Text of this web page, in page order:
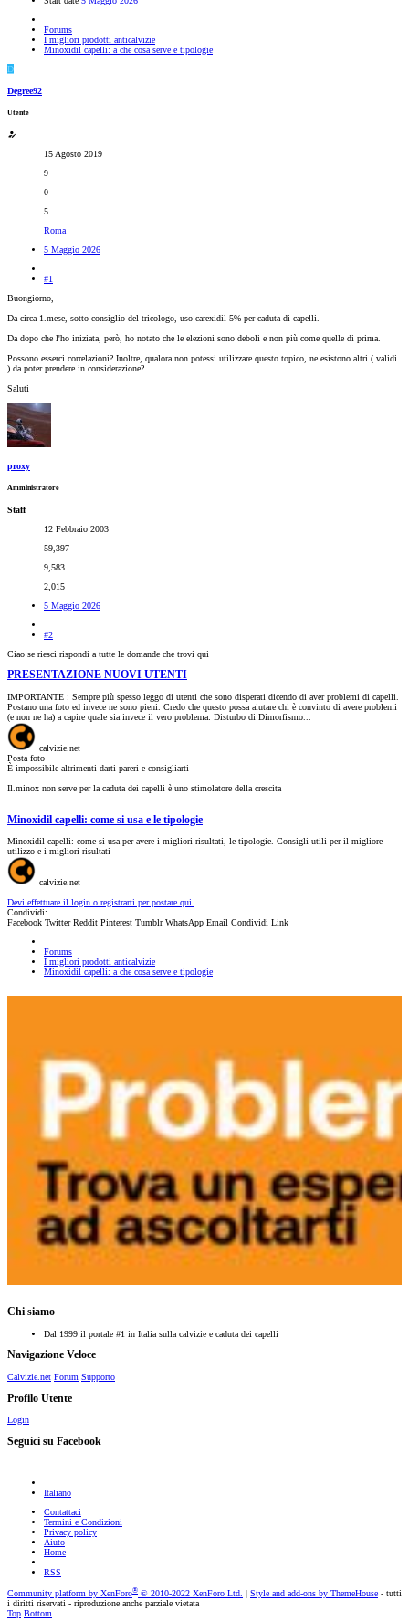
Forums
I migliori prodotti anticalvizie
Minoxidil capelli: a che cosa serve e tipologie
D
Degree92
Utente
15 Agosto 2019
9
0
5
Roma
5 Maggio 2026
#1
Buongiorno,
Da circa 1.mese, sotto consiglio del tricologo, uso carexidil 5% per caduta di capelli.
Da dopo che l'ho iniziata, però, ho notato che le elezioni sono deboli e non più come quelle di prima.
Possono esserci correlazioni? Inoltre, qualora non potessi utilizzare questo topico, ne esistono altri (.validi
) da poter prendere in considerazione?
Saluti
proxy
Amministratore
Staff
12 Febbraio 2003
59,397
9,583
2,015
5 Maggio 2026
#2
Ciao se riesci rispondi a tutte le domande che trovi qui
PRESENTAZIONE NUOVI UTENTI
IMPORTANTE : Sempre più spesso leggo di utenti che sono disperati dicendo di aver problemi di capelli.
Postano una foto ed invece ne sono pieni. Credo che questo possa aiutare chi è convinto di avere problemi
(e non ne ha) a capire quale sia invece il vero problema: Disturbo di Dimorfismo...
calvizie.net
Posta foto
È impossibile altrimenti darti pareri e consigliarti
Il.minox non serve per la caduta dei capelli è uno stimolatore della crescita
Minoxidil capelli: come si usa e le tipologie
Minoxidil capelli: come si usa per avere i migliori risultati, le tipologie. Consigli utili per il migliore
utilizzo e i migliori risultati
calvizie.net
Devi effettuare il login o registrarti per postare qui.
Condividi:
Facebook Twitter Reddit Pinterest Tumblr WhatsApp Email Condividi Link
Forums
I migliori prodotti anticalvizie
Minoxidil capelli: a che cosa serve e tipologie
Chi siamo
Dal 1999 il portale #1 in Italia sulla calvizie e caduta dei capelli
Navigazione Veloce
Calvizie.net Forum Supporto
Profilo Utente
Login
Seguici su Facebook
Italiano
Contattaci
Termini e Condizioni
Privacy policy
Aiuto
Home
RSS
Community platform by XenForo® © 2010-2022 XenForo Ltd. | Style and add-ons by ThemeHouse - tutti
i diritti riservati - riproduzione anche parziale vietata
Top Bottom